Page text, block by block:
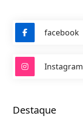
facebook
Instagram
Destaque